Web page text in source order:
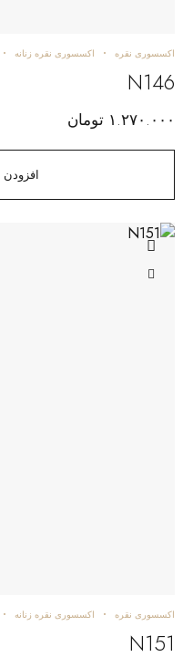
اکسسوری نقره اکسسوری نقره زنانه
N146
۱.۲۷۰.۰۰۰ تومان
اکسسوری نقره اکسسوری نقره زنانه
N151